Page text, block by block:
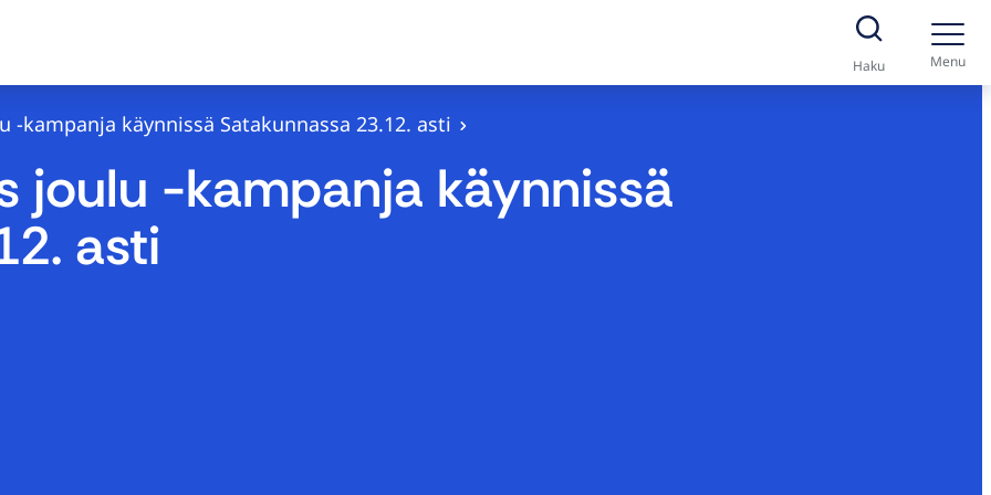
Haku Menu
-kampanja käynnissä Satakunnassa 23.12. asti
joulu -kampanja käynnissä
asti